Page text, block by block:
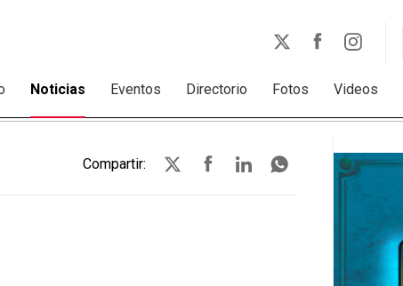
Noticias Eventos Directorio Fotos Videos
Compartir: